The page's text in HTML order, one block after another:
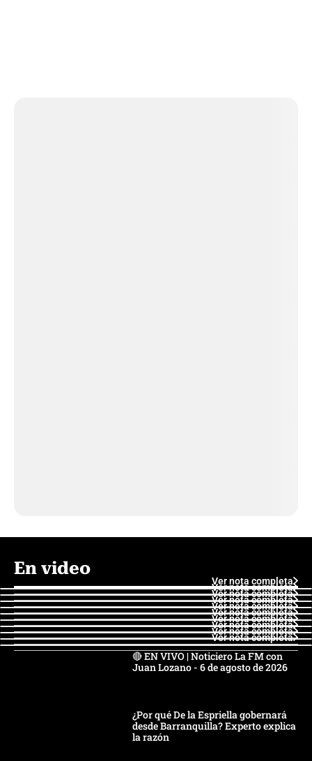
En video
Ver nota completa
Ver nota completa
Ver nota completa
Ver nota completa
Ver nota completa
Ver nota completa
Ver nota completa
Ver nota completa
Ver nota completa
Ver nota completa
🔴 EN VIVO | Noticiero La FM con
Juan Lozano - 6 de agosto de 2026
¿Por qué De la Espriella gobernará
desde Barranquilla? Experto explica
la razón